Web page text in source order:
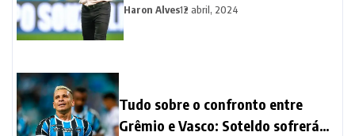
Haron Alves12 abril, 2024
Tudo sobre o confronto entre
Grêmio e Vasco: Soteldo sofrerá